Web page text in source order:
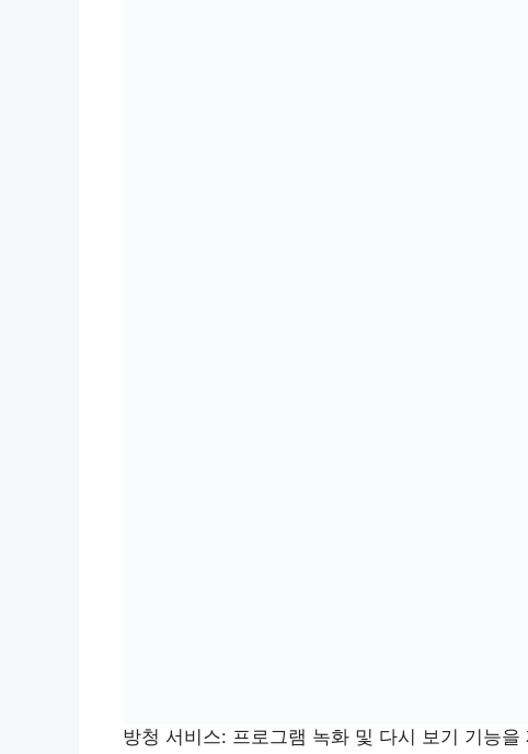
방청 서비스: 프로그램 녹화 및 다시 보기 기능